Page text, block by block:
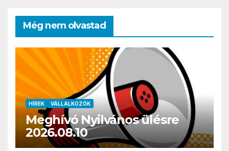
Még nem olvastad
HÍREK VÁLLALKOZÓK
Meghívó Nyilvános ülésre
2026.08.10